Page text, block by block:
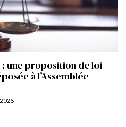
une proposition de loi
à l’Assemblée